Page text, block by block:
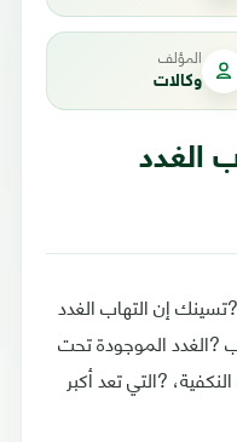
المؤلف
وكالات
الغدد
إن التهاب الغدد
?الغدد الموجودة تحت
?التي تعد أكبر